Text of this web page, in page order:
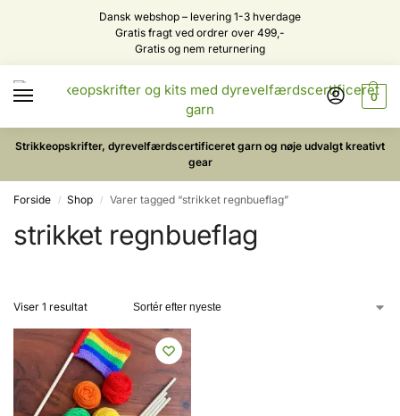
Dansk webshop – levering 1-3 hverdage
Gratis fragt ved ordrer over 499,-
Gratis og nem returnering
0
Strikkeopskrifter, dyrevelfærdscertificeret garn og nøje udvalgt kreativt
gear
Forside / Shop / Varer tagged “strikket regnbueflag”
strikket regnbueflag
Viser 1 resultat